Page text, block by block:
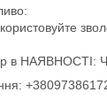
в НАЯВНОСТІ: